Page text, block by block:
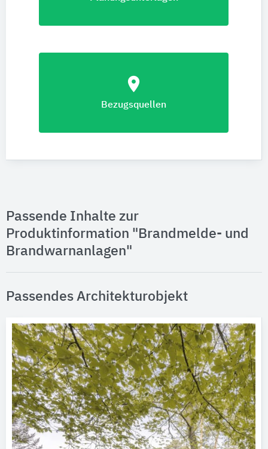
location_on
Bezugsquellen
Passende Inhalte zur
Produktinformation "Brandmelde- und
Brandwarnanlagen"
Passendes Architekturobjekt